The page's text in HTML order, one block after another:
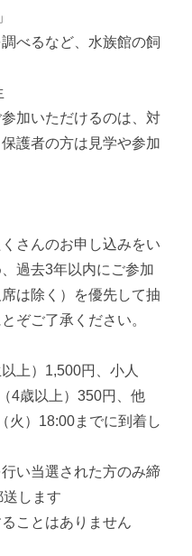
べるなど、水族館の飼
加いただけるのは、対
護者の方は見学や参加
さんのお申し込みをい
過去3年以内にご参加
は除く）を優先して抽
ぞご了承ください。
上）1,500円、小人
4歳以上）350円、他
火）18:00までに到着し
い当選された方のみ締
します
ことはありません